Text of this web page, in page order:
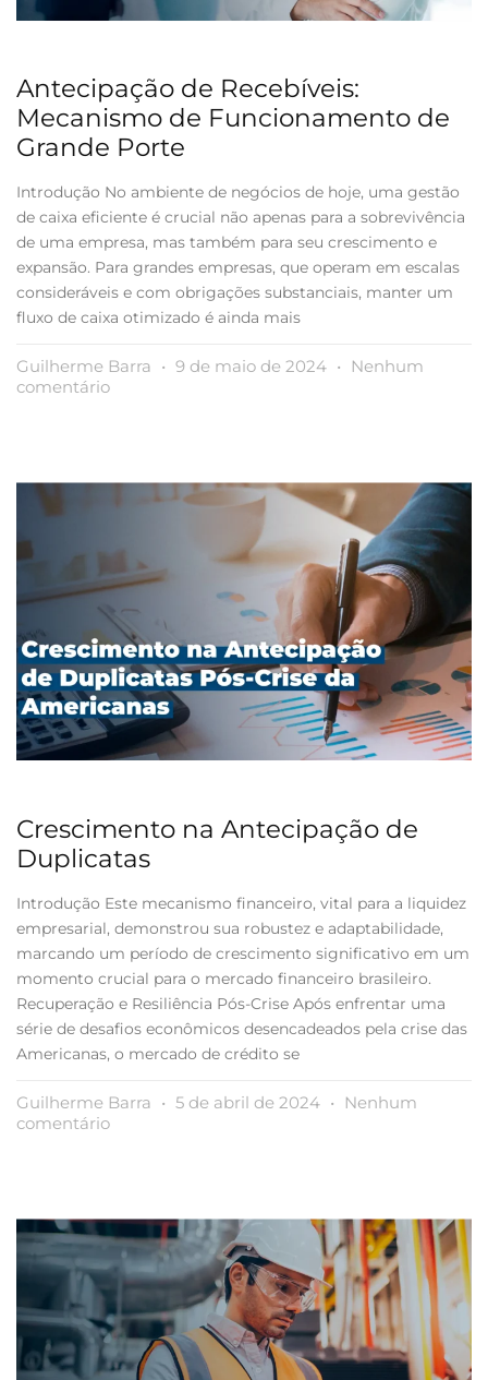
Antecipação de Recebíveis:
Mecanismo de Funcionamento de
Grande Porte
Introdução No ambiente de negócios de hoje, uma gestão
de caixa eficiente é crucial não apenas para a sobrevivência
de uma empresa, mas também para seu crescimento e
expansão. Para grandes empresas, que operam em escalas
consideráveis e com obrigações substanciais, manter um
fluxo de caixa otimizado é ainda mais
Guilherme Barra 9 de maio de 2024
Nenhum
comentário
Crescimento na Antecipação de
Duplicatas
Introdução Este mecanismo financeiro, vital para a liquidez
empresarial, demonstrou sua robustez e adaptabilidade,
marcando um período de crescimento significativo em um
momento crucial para o mercado financeiro brasileiro.
Recuperação e Resiliência Pós-Crise Após enfrentar uma
série de desafios econômicos desencadeados pela crise das
Americanas, o mercado de crédito se
Guilherme Barra 5 de abril de 2024
Nenhum
comentário